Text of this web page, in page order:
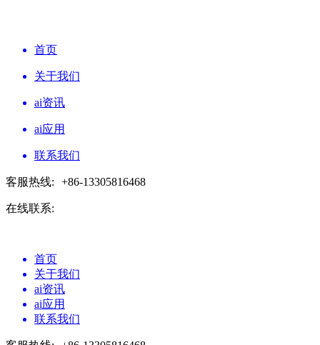
首页
关于我们
ai资讯
ai应用
联系我们
客服热线: +86-13305816468
在线联系:
首页
关于我们
ai资讯
ai应用
联系我们